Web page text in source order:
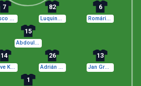
1
14
Steve Kingue
26
Adrián Diéguez
13
Jan Grzesik
15
Abdoul Tapsoba
7
Vasco Lopes
82
Luquinhas
6
Romário Baró